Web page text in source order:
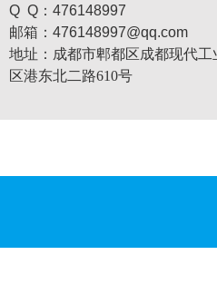
Q Q：476148997
邮箱：476148997@qq.com
地址： 成都市郫都区成都现代工
区港东北二路610号